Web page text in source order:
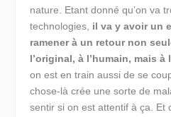
nature. Etant donné qu’on va
technologies, il va y avoir un
ramener à un retour non
l’original, à l’humain, mais à
on est en train aussi de se
chose-là crée une sorte de
sentir si on est attentif à ça. Et